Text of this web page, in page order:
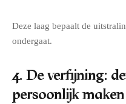
Deze laag bepaalt de
ondergaat.
4. De verfijning:
persoonlijk maken